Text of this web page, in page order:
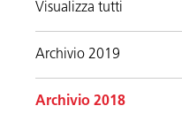
Visualizza tutti
Archivio 2019
Archivio 2018